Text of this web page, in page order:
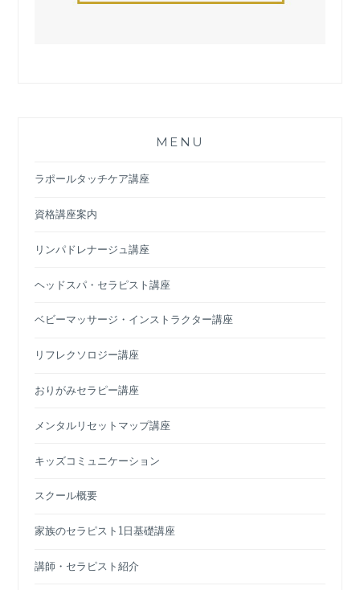
MENU
ラポールタッチケア講座
資格講座案内
リンパドレナージュ講座
ヘッドスパ・セラピスト講座
ベビーマッサージ・インストラクター講座
リフレクソロジー講座
おりがみセラピー講座
メンタルリセットマップ講座
キッズコミュニケーション
スクール概要
家族のセラピスト1日基礎講座
講師・セラピスト紹介